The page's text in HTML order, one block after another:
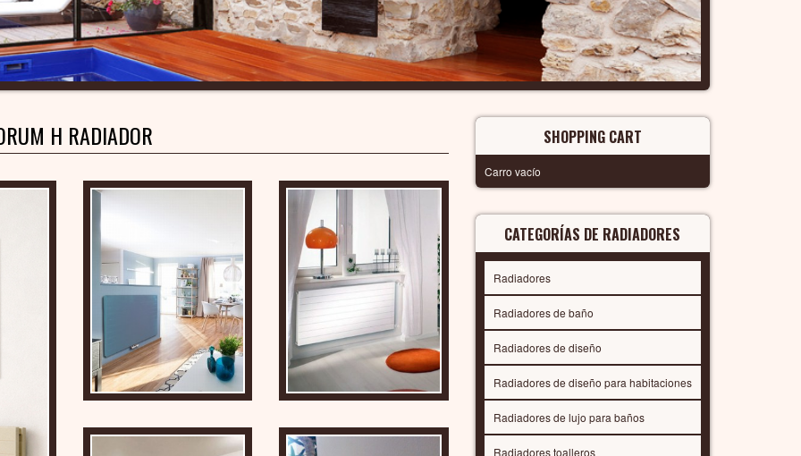
H RADIADOR SHOPPING CART
Carro vacío
CATEGORÍAS DE RADIADORES
Radiadores
Radiadores de baño
Radiadores de diseño
Radiadores de diseño para habitaciones
Radiadores de lujo para baños
Radiadores toalleros